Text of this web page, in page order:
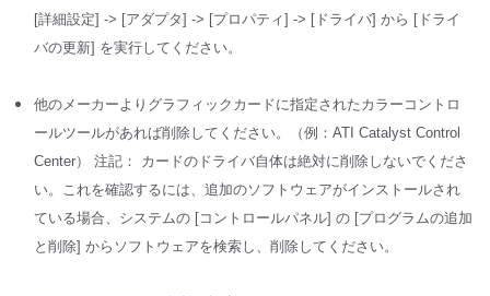
[詳細設定] -> [アダプタ] -> [プロパティ] -> [ドライバ] から [ドライ
バの更新] を実行してください。
他のメーカーよりグラフィックカードに指定されたカラーコントロ
ールツールがあれば削除してください。（例：ATI Catalyst Control
Center） 注記： カードのドライバ自体は絶対に削除しないでくださ
い。これを確認するには、追加のソフトウェアがインストールされ
ている場合、システムの [コントロールパネル] の [プログラムの追加
と削除] からソフトウェアを検索し、削除してください。